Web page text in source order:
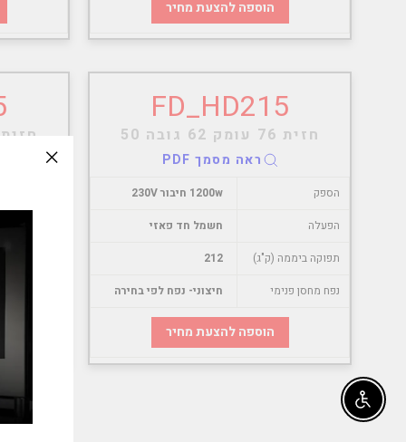
הוספה להצעת מחיר
FD_HD215
חזית 76 עומק 62 גובה 50
ראה מסמך PDF
הספק
1200w חיבור 230V
הפעלה
חשמל חד פאזי
תפוקה ביממה (ק"ג)
212
נפח מחסן פנימי
חיצוני- נפח לפי בחירה
הוספה להצעת מחיר
חזית 56 עומק 62 גובה 66
Enable accessibility